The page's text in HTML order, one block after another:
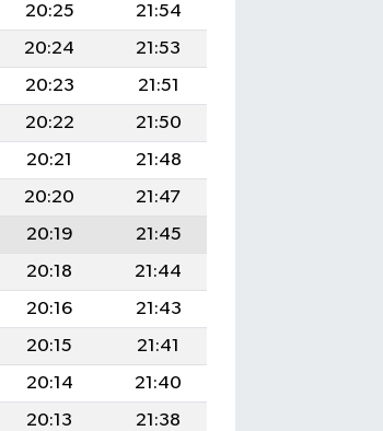
20:25
21:54
20:24
21:53
20:23
21:51
20:22
21:50
20:21
21:48
20:20
21:47
20:19
21:45
20:18
21:44
20:16
21:43
20:15
21:41
20:14
21:40
20:13
21:38